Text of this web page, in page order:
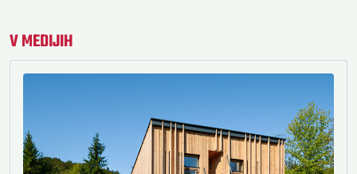
V MEDIJIH